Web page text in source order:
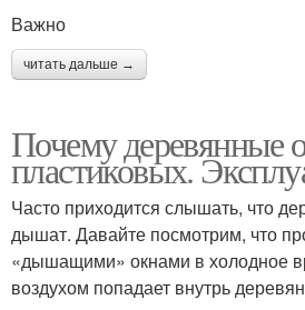
Важно
читать дальше →
Почему деревянные
пластиковых.
Часто приходится слышать, что
дышат. Давайте посмотрим, что
«дышащими» окнами в холодное
воздухом попадает внутрь